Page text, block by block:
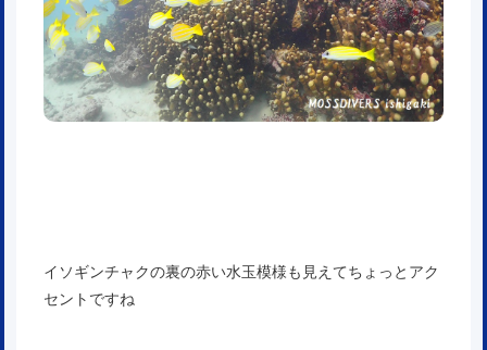
イソギンチャクの裏の赤い水玉模様も見えてちょっとアク
セントですね